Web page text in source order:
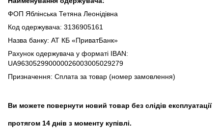
ФОП Яблінська Тетяна Леонідівна
Код одержувача: 3136905161
Назва банку: АТ КБ «ПриватБанк»
Рахунок одержувача у форматі IBAN:
UA963052990000026003005029279
Призначення: Сплата за товар (номер замовлення)
Ви можете повернути новий товар без слідів експлуатації
протягом 14 днів з моменту купівлі.